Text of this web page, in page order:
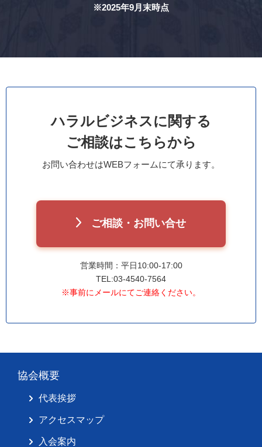
※2025年9月末時点
ハラルビジネスに関する
ご相談はこちらから
お問い合わせはWEBフォームにて承ります。
ご相談・お問い合せ
営業時間：平日10:00-17:00
TEL:03-4540-7564
※事前にメールにてご連絡ください。
協会概要
代表挨拶
アクセスマップ
入会案内